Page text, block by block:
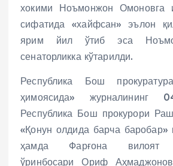
хокими Ноъмонжон Омоновга
сифатида «хайфсан» эълон
ярим йил ўтиб эса
сенаторликка кўтарилди.
Республика Бош
ҳимоясида» журналининг
Республика Бош прокурори
«Қонун олдида барча баробар»
ҳамда Фарғона вилоят
ўринбосари Ориф